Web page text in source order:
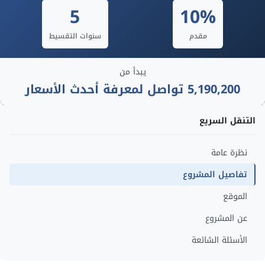
التنقل السريع
نظرة عامة
تفاصيل المشروع
الموقع
عن المشروع
الأسئلة الشائعة
10%
مقدم
5
سنوات التقسيط
يبدأ من
5,190,200 تواصل لمعرفة أحدث الأسعار